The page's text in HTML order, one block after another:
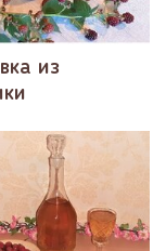
из